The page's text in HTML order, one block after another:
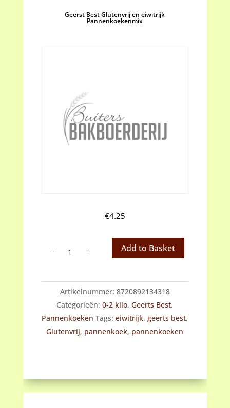
Geerst Best Glutenvrij en eiwitrijk
Pannenkoekenmix
€4.25
en
eiwitrijk
Pannenkoekenmix
aantal
Add to Basket
Artikelnummer: 8720892134318
Categorieën: 0-2 kilo,Geerts Best,
Pannenkoeken Tags: eiwitrijk,geerts best,
Glutenvrij, pannenkoek, pannenkoeken